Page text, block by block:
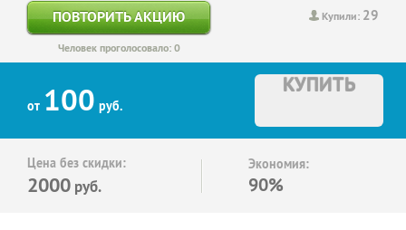
Купили: 29
ПОВТОРИТЬ АКЦИЮ
Человек проголосовало: 0
от 100 руб.
КУПИТЬ
Цена без скидки:
2000 руб.
Экономия:
90%